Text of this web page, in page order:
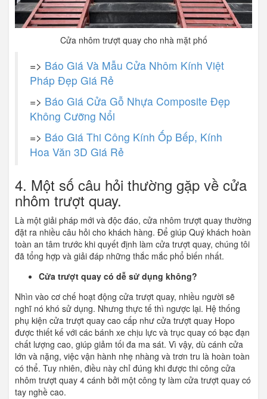
Cửa nhôm trượt quay cho nhà mặt phố
=> Báo Giá Và Mẫu Cửa Nhôm Kính Việt
Pháp Đẹp Giá Rẻ
=> Báo Giá Cửa Gỗ Nhựa Composite Đẹp
Không Cưỡng Nổi
=> Báo Giá Thi Công Kính Ốp Bếp, Kính
Hoa Văn 3D Giá Rẻ
4. Một số câu hỏi thường gặp về cửa
nhôm trượt quay.
Là một giải pháp mới và độc đáo, cửa nhôm trượt quay thường
đặt ra nhiều câu hỏi cho khách hàng. Để giúp Quý khách hoàn
toàn an tâm trước khi quyết định làm cửa trượt quay, chúng tôi
đã tổng hợp và giải đáp những thắc mắc phổ biến nhất.
Cửa trượt quay có dễ sử dụng không?
Nhìn vào cơ chế hoạt động cửa trượt quay, nhiều người sẽ
nghĩ nó khó sử dụng. Nhưng thực tế thì ngược lại. Hệ thống
phụ kiện cửa trượt quay cao cấp như cửa trượt quay Hopo
được thiết kế với các bánh xe chịu lực và trục quay có bạc đạn
chất lượng cao, giúp giảm tối đa ma sát. Vì vậy, dù cánh cửa
lớn và nặng, việc vận hành nhẹ nhàng và trơn tru là hoàn toàn
có thể. Tuy nhiên, điều này chỉ đúng khi được thi công cửa
nhôm trượt quay 4 cánh bởi một công ty làm cửa trượt quay có
tay nghề cao.